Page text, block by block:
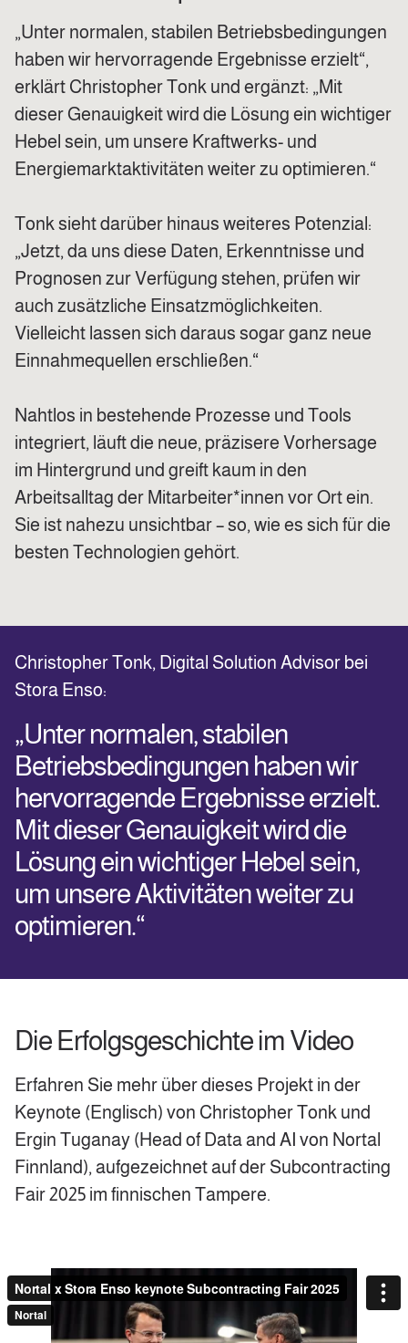
„Unter normalen, stabilen Betriebsbedingungen
haben wir hervorragende Ergebnisse erzielt“,
erklärt Christopher Tonk und ergänzt: „Mit
dieser Genauigkeit wird die Lösung ein wichtiger
Hebel sein, um unsere Kraftwerks- und
Energiemarktaktivitäten weiter zu optimieren.“
Tonk sieht darüber hinaus weiteres Potenzial:
„Jetzt, da uns diese Daten, Erkenntnisse und
Prognosen zur Verfügung stehen, prüfen wir
auch zusätzliche Einsatzmöglichkeiten.
Vielleicht lassen sich daraus sogar ganz neue
Einnahmequellen erschließen.“
Nahtlos in bestehende Prozesse und Tools
integriert, läuft die neue, präzisere Vorhersage
im Hintergrund und greift kaum in den
Arbeitsalltag der Mitarbeiter*innen vor Ort ein.
Sie ist nahezu unsichtbar – so, wie es sich für die
besten Technologien gehört.
Christopher Tonk, Digital Solution Advisor bei
Stora Enso:
„Unter normalen, stabilen
Betriebsbedingungen haben wir
hervorragende Ergebnisse erzielt.
Mit dieser Genauigkeit wird die
Lösung ein wichtiger Hebel sein,
um unsere Aktivitäten weiter zu
optimieren.“
Die Erfolgsgeschichte im Video
Erfahren Sie mehr über dieses Projekt in der
Keynote (Englisch) von Christopher Tonk und
Ergin Tuganay (Head of Data and AI von Nortal
Finnland), aufgezeichnet auf der Subcontracting
Fair 2025 im finnischen Tampere.